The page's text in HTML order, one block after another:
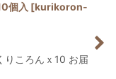
個入 [kurikoron-
ころんｘ10 お届